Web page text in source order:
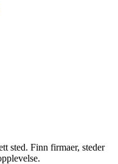
sted. Finn firmaer, steder